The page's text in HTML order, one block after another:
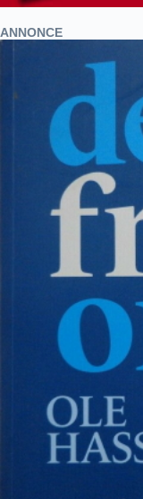
ANNONCE